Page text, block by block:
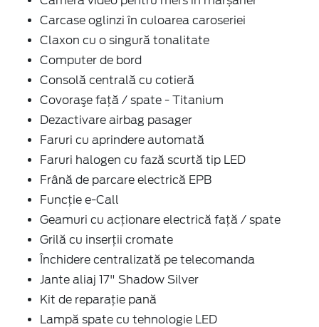
Carcase oglinzi în culoarea caroseriei
Claxon cu o singură tonalitate
Computer de bord
Consolă centrală cu cotieră
Covoraşe faţă / spate - Titanium
Dezactivare airbag pasager
Faruri cu aprindere automată
Faruri halogen cu fază scurtă tip LED
Frână de parcare electrică EPB
Funcție e-Call
Geamuri cu acţionare electrică faţă / spate
Grilă cu inserţii cromate
Închidere centralizată pe telecomanda
Jante aliaj 17" Shadow Silver
Kit de reparaţie pană
Lampă spate cu tehnologie LED